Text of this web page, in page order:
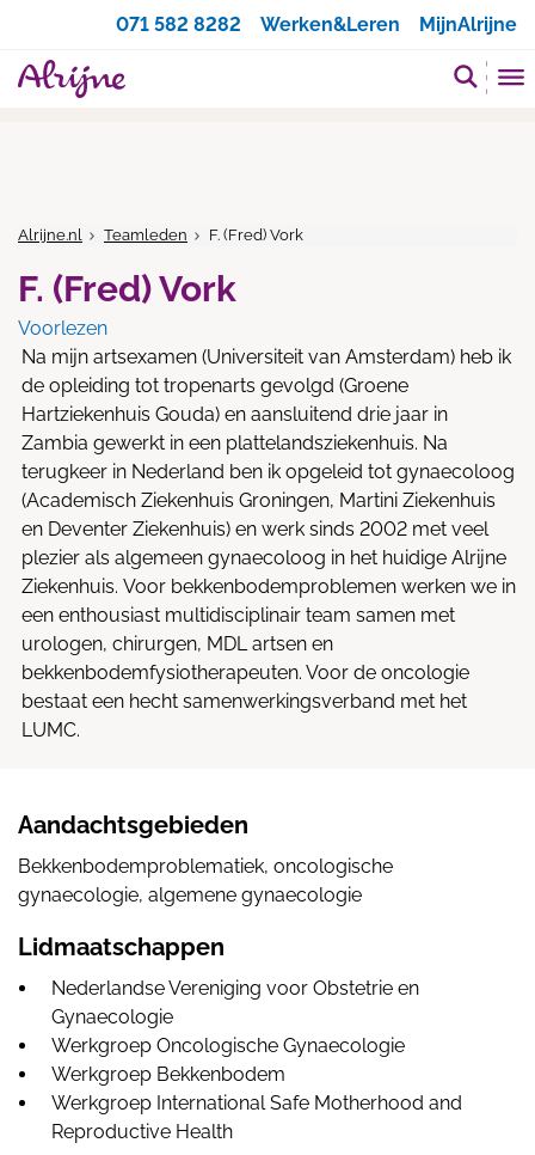
071 582 8282
Werken&Leren MijnAlrijne
Alrijne.nl Teamleden F. (Fred) Vork
F. (Fred) Vork
Voorlezen
Na mijn artsexamen (Universiteit van Amsterdam) heb ik
de opleiding tot tropenarts gevolgd (Groene
Hartziekenhuis Gouda) en aansluitend drie jaar in
Zambia gewerkt in een plattelandsziekenhuis. Na
terugkeer in Nederland ben ik opgeleid tot gynaecoloog
(Academisch Ziekenhuis Groningen, Martini Ziekenhuis
en Deventer Ziekenhuis) en werk sinds 2002 met veel
plezier als algemeen gynaecoloog in het huidige Alrijne
Ziekenhuis. Voor bekkenbodemproblemen werken we in
een enthousiast multidisciplinair team samen met
urologen, chirurgen, MDL artsen en
bekkenbodemfysiotherapeuten. Voor de oncologie
bestaat een hecht samenwerkingsverband met het
LUMC.
Aandachtsgebieden
Bekkenbodemproblematiek, oncologische
gynaecologie, algemene gynaecologie
Lidmaatschappen
Nederlandse Vereniging voor Obstetrie en
Gynaecologie
Werkgroep Oncologische Gynaecologie
Werkgroep Bekkenbodem
Werkgroep International Safe Motherhood and
Reproductive Health